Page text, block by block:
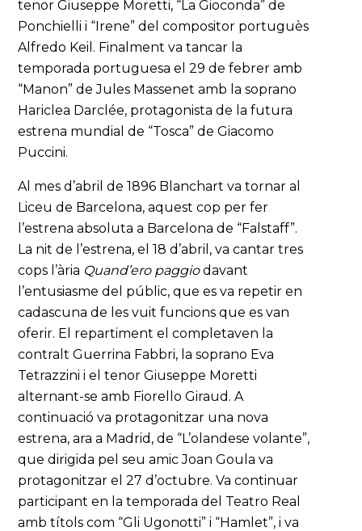
tenor Giuseppe Moretti, “La Gioconda” de
Ponchielli i “Irene” del compositor portuguès
Alfredo Keil. Finalment va tancar la
temporada portuguesa el 29 de febrer amb
“Manon” de Jules Massenet amb la soprano
Hariclea Darclée, protagonista de la futura
estrena mundial de “Tosca” de Giacomo
Puccini.
Al mes d’abril de 1896 Blanchart va tornar al
Liceu de Barcelona, aquest cop per fer
l’estrena absoluta a Barcelona de “Falstaff”.
La nit de l’estrena, el 18 d’abril, va cantar tres
cops l’ària Quand’ero paggiodavant
l’entusiasme del públic, que es va repetir en
cadascuna de les vuit funcions que es van
oferir. El repartiment el completaven la
contralt Guerrina Fabbri, la soprano Eva
Tetrazzini i el tenor Giuseppe Moretti
alternant-se amb Fiorello Giraud. A
continuació va protagonitzar una nova
estrena, ara a Madrid, de “L’olandese volante”,
que dirigida pel seu amic Joan Goula va
protagonitzar el 27 d’octubre. Va continuar
participant en la temporada del Teatro Real
amb títols com “Gli Ugonotti” i “Hamlet”, i va